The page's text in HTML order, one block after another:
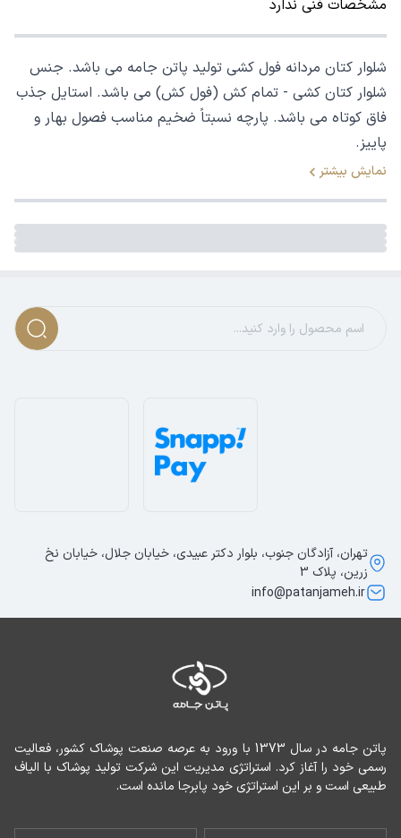
مشخصات فنی ندارد
شلوار کتان مردانه فول کشی تولید پاتن جامه می باشد. جنس
شلوار کتان کشی - تمام کش (فول کش) می باشد. استایل جذب
فاق کوتاه می باشد. پارچه نسبتاً ضخیم مناسب فصول بهار و
پاییز.
نمایش بیشتر
طبیعی است و بر این استراتژی خود پابرجا مانده است.
تهران، آزادگان جنوب، بلوار دکتر عبیدی، خیابان جلال، خیابان نخ
زرین، پلاک 3
info@patanjameh.ir